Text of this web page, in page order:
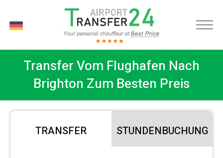
Transfer Vom Flughafen Nach
Brighton Zum Besten Preis
TRANSFER STUNDENBUCHUNG